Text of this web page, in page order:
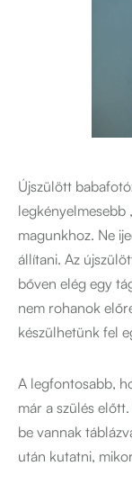
Újszülött
magunkhoz. Ne
állítani. Az
bőven elég egy
nem rohanok
készülhetünk fel
A legfontosabb,
már a szülés
be vannak
után kutatni,